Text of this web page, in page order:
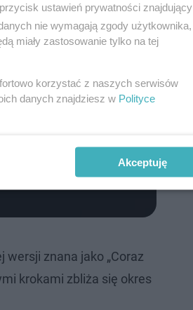
znana jako „Coraz
krokami zbliża się okres
ustawień prywatności znajdujący
nie wymagają zgody użytkownika,
miały zastosowanie tylko na tej
korzystać z naszych serwisów
danych znajdziesz w Polityce
Akceptuję